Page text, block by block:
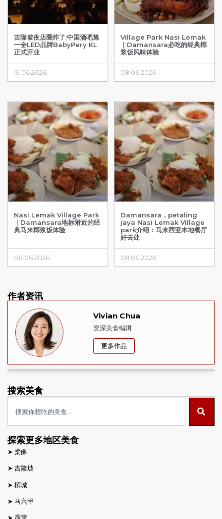
吉隆坡夜店圈炸了:中国酒吧第
一全LED品牌BabyPery KL
正式开业
19.06.2026
Village Park Nasi Lemak
｜Damansara必吃的经典椰
浆饭风味体验
08.06.2026
Nasi Lemak Village Park
｜Damansara地标附近的经
典马来椰浆饭体验
08.06.2026
Damansara，petaling
jaya Nasi Lemak Village
park介绍：马来西亚本地餐厅
好去处
08.06.2026
作者资讯
Vivian Chua
资深美食编辑
更多作品
搜索美食
探索更多地区美食
➤ 柔佛
➤ 吉隆坡
➤ 槟城
➤ 马六甲